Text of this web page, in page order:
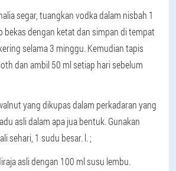
segar, tuangkan vodka dalam nisbah 1
bekas dengan ketat dan simpan di tempat
selama 3 minggu. Kemudian tapis
dan ambil 50 ml setiap hari sebelum
yang dikupas dalam perkadaran yang
asli dalam apa jua bentuk. Gunakan
sehari, 1 sudu besar. l. ;
asli dengan 100 ml susu lembu.